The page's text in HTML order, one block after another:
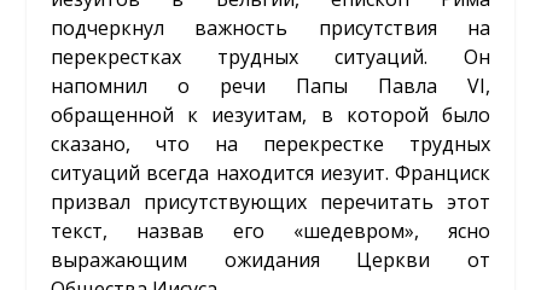
подчеркнул важность присутствия на
перекрестках трудных ситуаций. Он
напомнил о речи Папы Павла VI,
обращенной к иезуитам, в которой было
сказано, что на перекрестке трудных
ситуаций всегда находится иезуит. Франциск
призвал присутствующих перечитать этот
текст, назвав его «шедевром», ясно
выражающим ожидания Церкви от